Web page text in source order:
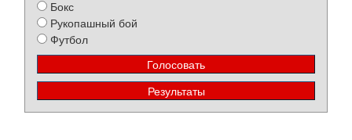
Бокс
Рукопашный бой
Футбол